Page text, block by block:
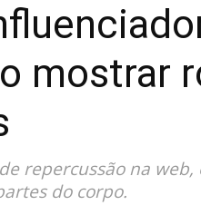
mostrar
repercussão na
do corpo.